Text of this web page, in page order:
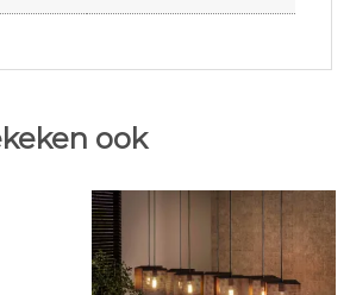
ook